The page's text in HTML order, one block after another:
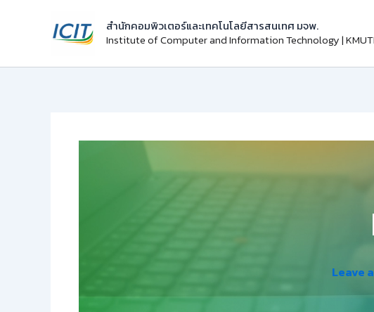
สำนักคอมพิวเตอร์และเทคโนโลยีสารสนเทศ มจพ.
Institute of Computer and Information Technology |
Leave